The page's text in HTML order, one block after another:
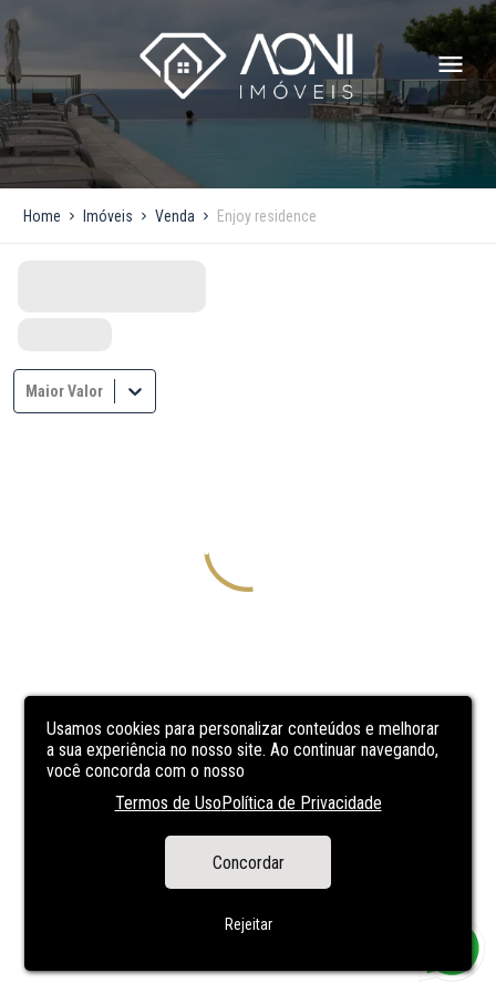
Usamos cookies para personalizar conteúdos e melhorar
a sua experiência no nosso site. Ao continuar navegando,
você concorda com o nosso
Termos de UsoPolítica de Privacidade
Concordar
Rejeitar
Home Imóveis Venda Enjoy residence
Maior Valor